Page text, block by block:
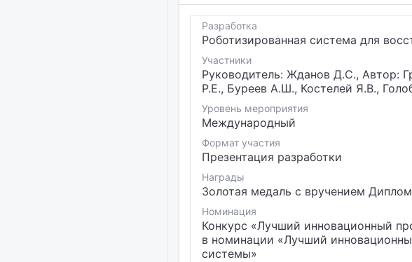
Разработка
Роботизированная система для
Участники
Руководитель: Жданов Д.С., Автор:
Р.Е., Буреев А.Ш., Костелей Я.В.,
Уровень мероприятия
Международный
Формат участия
Презентация разработки
Награды
Золотая медаль с вручением
Номинация
Конкурс «Лучший инновационный
в номинации «Лучший
системы»